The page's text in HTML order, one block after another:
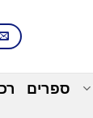
ספרים